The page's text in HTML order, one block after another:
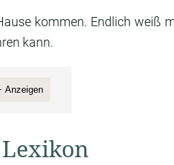
kommen. Endlich weiß
kann.
Anzeigen